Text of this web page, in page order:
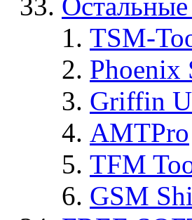
TSM-
Phoenix
Griffin
AMTPro
TFM
GSM